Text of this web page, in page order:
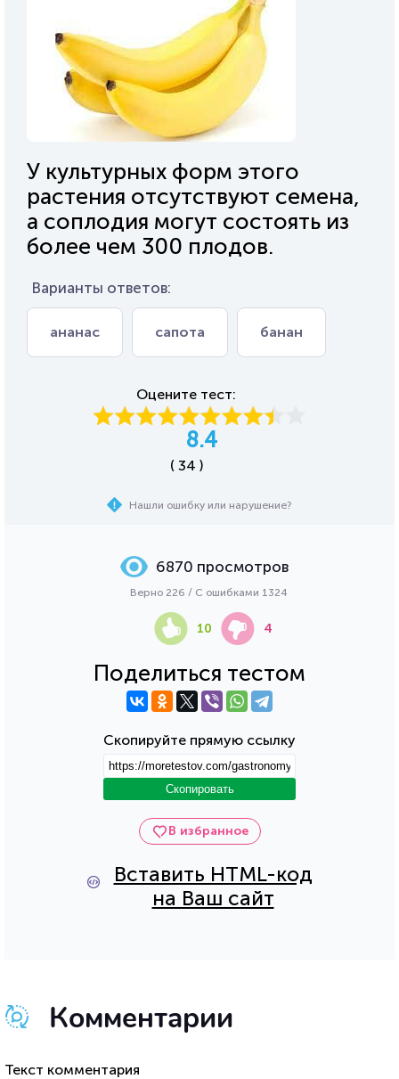
У культурных форм этого
растения отсутствуют семена,
а соплодия могут состоять из
более чем 300 плодов.
Варианты ответов:
ананас сапота банан
Оцените тест:
8.4
( 34 )
Нашли ошибку или нарушение?
В избранное
Вставить HTML-код
на Ваш сайт
Поделиться тестом
Скопируйте прямую ссылку
Скопировать
6870 просмотров
Верно 226 / С ошибками 1324
10 4
Комментарии
Текст комментария